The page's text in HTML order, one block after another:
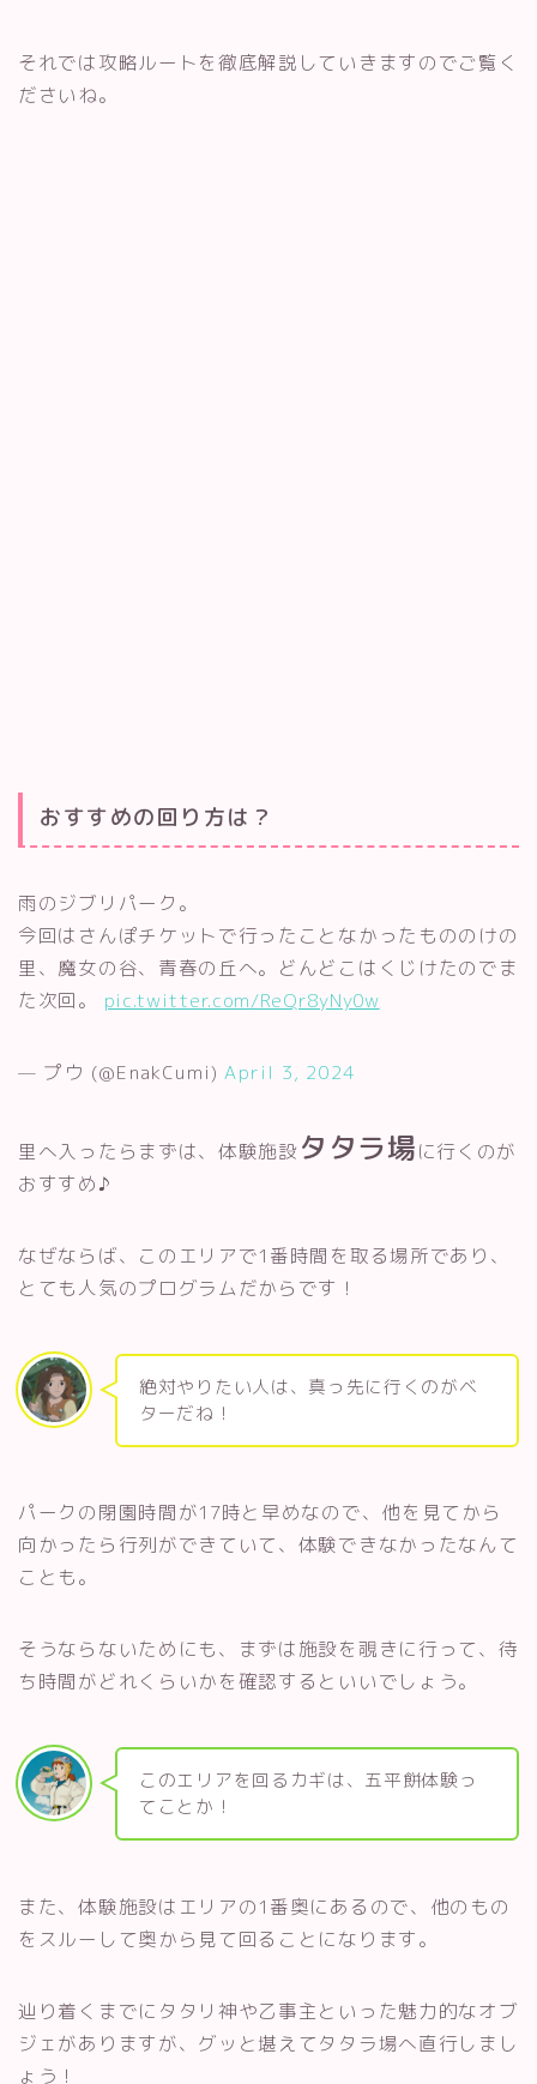
それでは攻略ルートを徹底解説していきますのでご覧く
ださいね。
おすすめの回り方は？
雨のジブリパーク。
今回はさんぽチケットで行ったことなかったもののけの
里、魔女の谷、青春の丘へ。どんどこはくじけたのでま
た次回。 pic.twitter.com/ReQr8yNy0w
— プウ (@EnakCumi)April 3, 2024
里へ入ったらまずは、体験施設タタラ場に行くのが
おすすめ♪
なぜならば、このエリアで1番時間を取る場所であり、
とても人気のプログラムだからです！
絶対やりたい人は、真っ先に行くのがベ
ターだね！
パークの閉園時間が17時と早めなので、他を見てから
向かったら行列ができていて、体験できなかったなんて
ことも。
そうならないためにも、まずは施設を覗きに行って、待
ち時間がどれくらいかを確認するといいでしょう。
このエリアを回るカギは、五平餅体験っ
てことか！
また、体験施設はエリアの1番奥にあるので、他のもの
をスルーして奥から見て回ることになります。
辿り着くまでにタタリ神や乙事主といった魅力的なオブ
ジェがありますが、グッと堪えてタタラ場へ直行しまし
ょう！